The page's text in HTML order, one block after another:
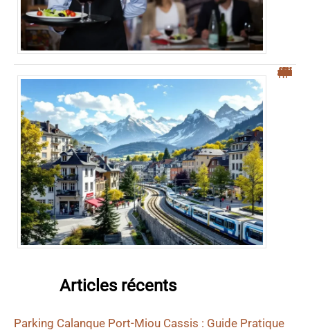
“Top 5 des villes frontières suisses pour une meilleure qualité de vie”
Articles récents
Parking Calanque Port-Miou Cassis : Guide Pratique